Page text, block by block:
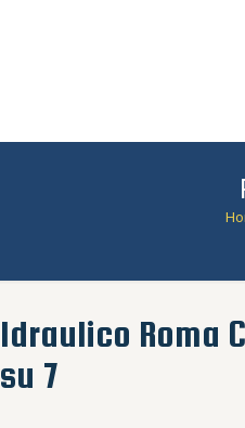
Idraulico Roma
su 7